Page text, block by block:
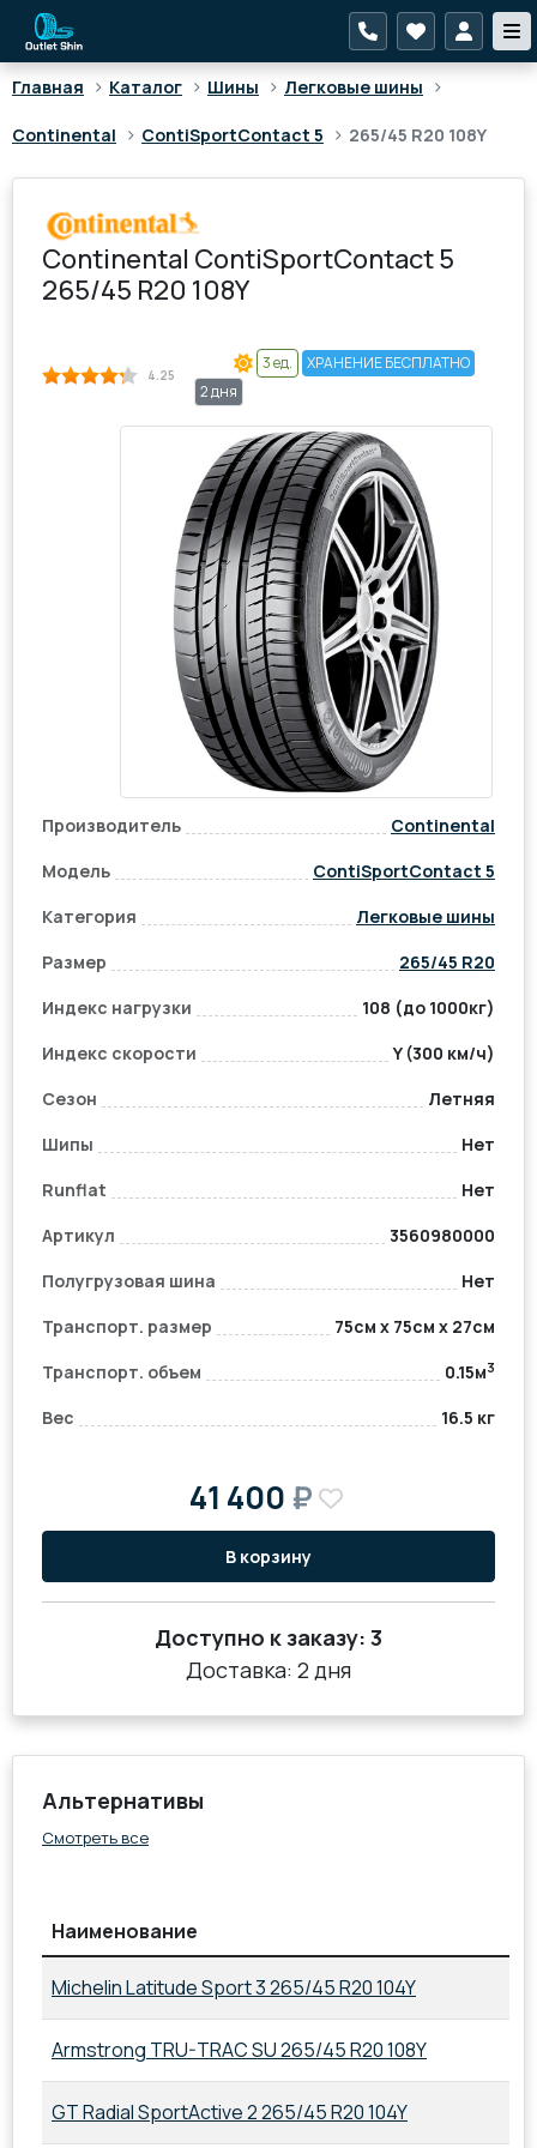
Главная > Каталог > Шины > Легковые шины >
Continental > ContiSportContact 5 > 265/45 R20 108Y
Continental ContiSportContact 5
265/45 R20 108Y
4.25
3 ед.
ХРАНЕНИЕ БЕСПЛАТНО
2 дня
Производитель
Continental
Модель
ContiSportContact 5
Категория
Легковые шины
Размер
265/45 R20
Индекс нагрузки
108 (до 1000кг)
Индекс скорости
Y (300 км/ч)
Сезон
Летняя
Шипы
Нет
Runflat
Нет
Артикул
3560980000
Полугрузовая шина
Нет
Транспорт. размер
75см x 75см x 27см
Транспорт. объем
0.15м3
Вес 16.5 кг
41 400₽
В корзину
Доступно к заказу: 3
Доставка: 2 дня
Альтернативы
Смотреть все
Наименование
Michelin Latitude Sport 3 265/45 R20 104Y
Armstrong TRU-TRAC SU 265/45 R20 108Y
GT Radial SportActive 2 265/45 R20 104Y